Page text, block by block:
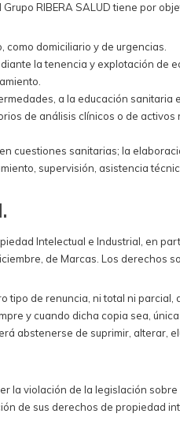
RIBERA SALUD tiene por
domiciliario y de urgencias.
la tenencia y explotación
a la educación sanitaria
de análisis clínicos o de
cuestiones sanitarias; la
supervisión, asistencia
Intelectual e Industrial, en
de Marcas. Los derechos
de renuncia, ni total ni
y cuando dicha copia sea,
abstenerse de suprimir, alterar,
violación de la legislación
de sus derechos de propiedad